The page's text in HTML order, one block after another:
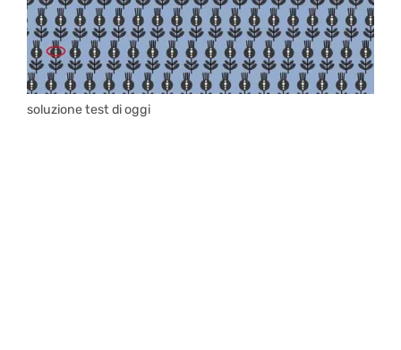
soluzione test di oggi